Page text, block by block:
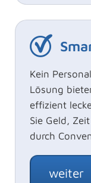
Kein
Lösung
effizient
Sie Geld,
durch
weiter